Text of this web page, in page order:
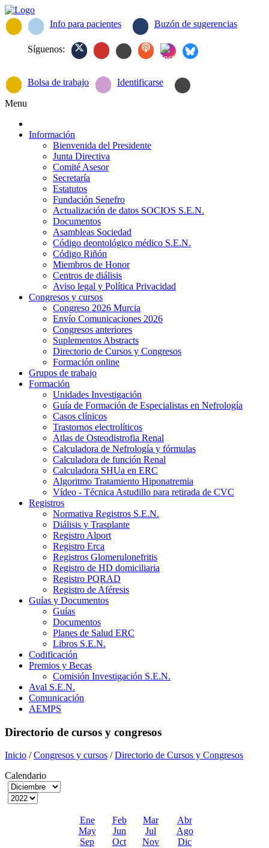
Info para pacientes Buzón de sugerencias
Síguenos:
Bolsa de trabajo Identificarse
Menu
Información
Bienvenida del Presidente
Junta Directiva
Comité Asesor
Secretaría
Estatutos
Fundación Senefro
Actualización de datos SOCIOS S.E.N.
Documentos
Asambleas Sociedad
Código deontológico médico S.E.N.
Código Riñón
Miembros de Honor
Centros de diálisis
Aviso legal y Política Privacidad
Congresos y cursos
Congreso 2026 Murcia
Envío Comunicaciones 2026
Congresos anteriores
Suplementos Abstracts
Directorio de Cursos y Congresos
Formación online
Grupos de trabajo
Formación
Unidades Investigación
Guía de Formación de Especialistas en Nefrología
Casos clínicos
Trastornos electrolíticos
Atlas de Osteodistrofia Renal
Calculadora de Nefrología y fórmulas
Calculadora de función Renal
Calculadora SHUa en ERC
Algoritmo Tratamiento Hiponatremia
Vídeo - Técnica Astudillo para retirada de CVC
Registros
Normativa Registros S.E.N.
Diálisis y Trasplante
Registro Alport
Registro Erca
Registros Glomerulonefritis
Registro de HD domiciliaria
Registro PQRAD
Registro de Aféresis
Guías y Documentos
Guías
Documentos
Planes de Salud ERC
Libros S.E.N.
Codificación
Premios y Becas
Comisión Investigación S.E.N.
Aval S.E.N.
Comunicación
AEMPS
Directorio de cursos y congresos
Inicio /Congresos y cursos /Directorio de Cursos y Congresos
Calendario
Ene Feb Mar
Abr
May
Jun Jul
Ago
Sep
Oct Nov Dic